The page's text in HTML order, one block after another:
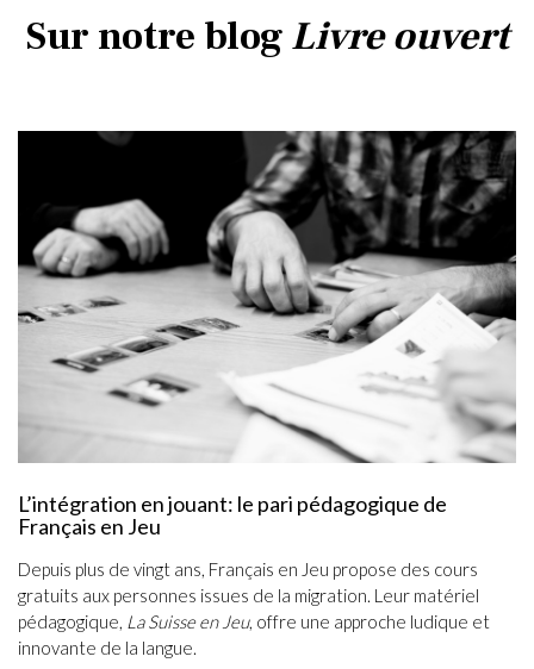
Sur notre blogLivre ouvert
L’intégration en jouant: le pari pédagogique de
Français en Jeu
Depuis plus de vingt ans, Français en Jeu propose des cours
gratuits aux personnes issues de la migration. Leur matériel
pédagogique, La Suisse en Jeu, offre une approche ludique et
innovante de la langue.